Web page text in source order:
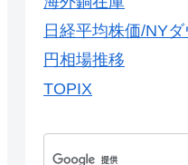
日経平均株価/NYダ
円相場推移
TOPIX